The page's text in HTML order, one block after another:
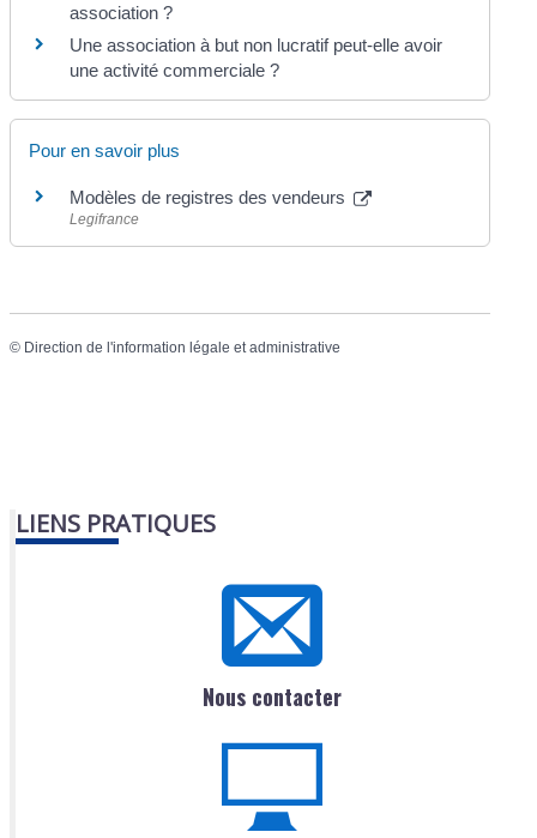
association ?
Une association à but non lucratif peut-elle avoir
une activité commerciale ?
Pour en savoir plus
Modèles de registres des vendeurs
Legifrance
© Direction de l'information légale et administrative
LIENS PRATIQUES
Nous contacter